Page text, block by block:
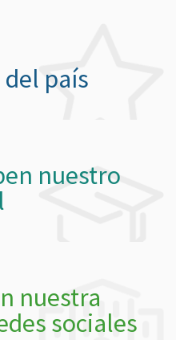
país
nuestro
nuestra
sociales